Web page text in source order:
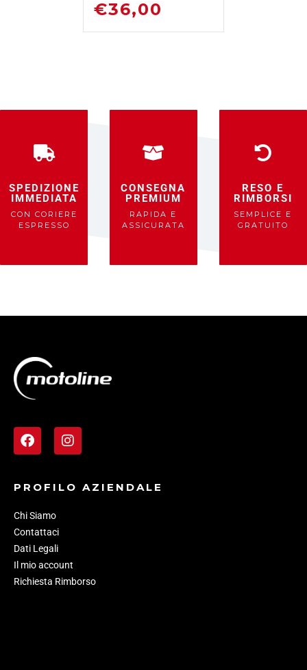
DISOSSIDANTE
RIMUOVI
€36,00
SPEDIZIONE
IMMEDIATA
CON CORIERE
ESPRESSO
CONSEGNA
PREMIUM
RAPIDA E
ASSICURATA
RESO E
RIMBORSI
SEMPLICE E
GRATUITO
PROFILO AZIENDALE
Chi Siamo
Contattaci
Dati Legali
Il mio account
Richiesta Rimborso